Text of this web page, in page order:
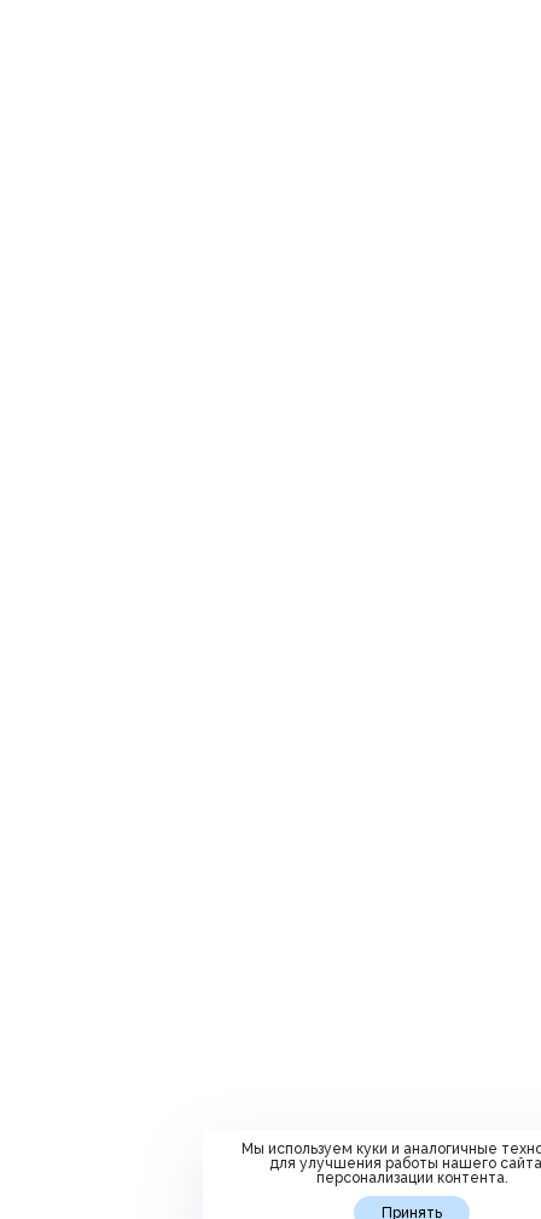
Мы используем куки и аналогичные
для улучшения работы нашего
персонализации контента.
Принять